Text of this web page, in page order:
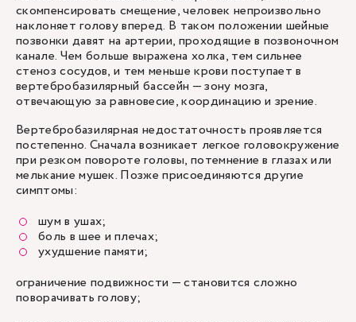
скомпенсировать смещение, человек непроизвольно
наклоняет голову вперед. В таком положении шейные
позвонки давят на артерии, проходящие в позвоночном
канале. Чем больше выражена холка, тем сильнее
стеноз сосудов, и тем меньше крови поступает в
вертебробазилярный бассейн — зону мозга,
отвечающую за равновесие, координацию и зрение.
Вертебробазилярная недостаточность проявляется
постепенно. Сначала возникает легкое головокружение
при резком повороте головы, потемнение в глазах или
мелькание мушек. Позже присоединяются другие
симптомы:
шум в ушах;
боль в шее и плечах;
ухудшение памяти;
ограничение подвижности — становится сложно
поворачивать голову;